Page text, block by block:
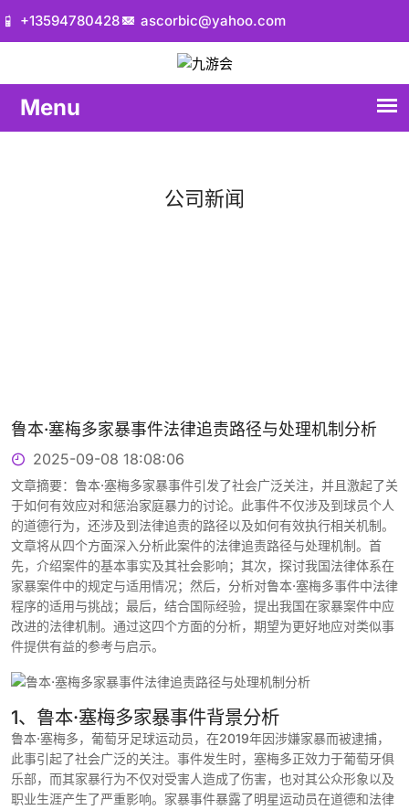
+13594780428 ascorbic@yahoo.com
公司新闻
鲁本·塞梅多家暴事件法律追责路径与处理机制分析
2025-09-08 18:08:06
文章摘要：鲁本·塞梅多家暴事件引发了社会广泛关注，并且激起了关
于如何有效应对和惩治家庭暴力的讨论。此事件不仅涉及到球员个人
的道德行为，还涉及到法律追责的路径以及如何有效执行相关机制。
文章将从四个方面深入分析此案件的法律追责路径与处理机制。首
先，介绍案件的基本事实及其社会影响；其次，探讨我国法律体系在
家暴案件中的规定与适用情况；然后，分析对鲁本·塞梅多事件中法律
程序的适用与挑战；最后，结合国际经验，提出我国在家暴案件中应
改进的法律机制。通过这四个方面的分析，期望为更好地应对类似事
件提供有益的参考与启示。
1、鲁本·塞梅多家暴事件背景分析
鲁本·塞梅多，葡萄牙足球运动员，在2019年因涉嫌家暴而被逮捕，
此事引起了社会广泛的关注。事件发生时，塞梅多正效力于葡萄牙俱
乐部，而其家暴行为不仅对受害人造成了伤害，也对其公众形象以及
职业生涯产生了严重影响。家暴事件暴露了明星运动员在道德和法律